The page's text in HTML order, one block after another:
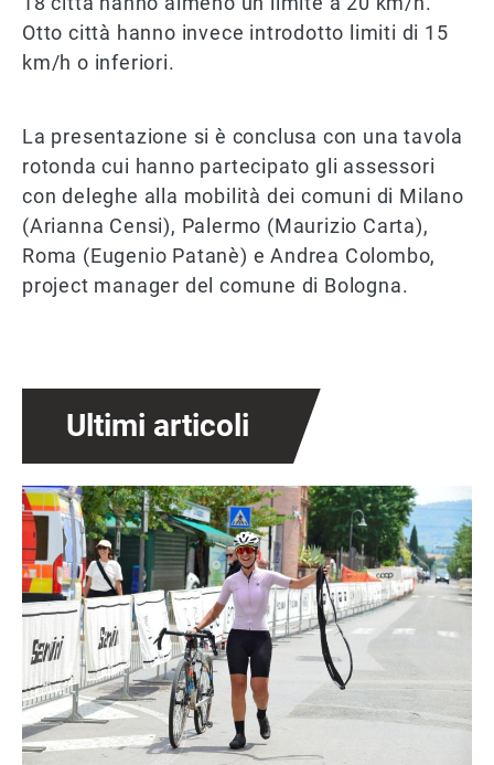
Otto città hanno invece introdotto limiti di 15
km/h o inferiori.
La presentazione si è conclusa con una tavola
rotonda cui hanno partecipato gli assessori
con deleghe alla mobilità dei comuni di Milano
(Arianna Censi), Palermo (Maurizio Carta),
Roma (Eugenio Patanè) e Andrea Colombo,
project manager del comune di Bologna.
Ultimi articoli
Immagine